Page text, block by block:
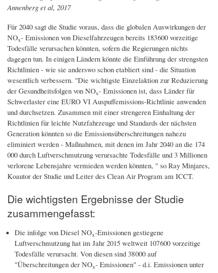
Annenberg et al, 2017
Für 2040 sagt die Studie voraus, dass die globalen Auswirkungen der
NOx- Emissionen von Dieselfahrzeugen bereits 183 600 vorzeitige
Todesfälle verursachen könnten, sofern die Regierungen nichts
dagegen tun. In einigen Ländern könnte die Einführung der strengsten
Richtlinien - wie sie anderswo schon etabliert sind - die Situation
wesentlich verbessern. "Die wichtigste Einzelaktion zur Reduzierung
der Gesundheitsfolgen von NOx- Emissionen ist, dass Länder für
Schwerlaster eine EURO VI Auspuffemissions-Richtlinie anwenden
und durchsetzen. Zusammen mit einer strengeren Einhaltung der
Richtlinien für leichte Nutzfahrzeuge und Standards der nächsten
Generation könnten so die Emissionsüberschreitungen nahezu
eliminiert werden - Maßnahmen, mit denen im Jahr 2040 an die 174
000 durch Luftverschmutzung verursachte Todesfälle und 3 Millionen
verlorene Lebensjahre vermieden werden könnten, " so Ray Minjares,
Koautor der Studie und Leiter des Clean Air Program am ICCT.
Die wichtigsten Ergebnisse der Studie
zusammengefasst:
Die infolge von Diesel NOx-Emissionen gestiegene
Luftverschmutzung hat im Jahr 2015 weltweit 107 600 vorzeitige
Todesfälle verursacht. Von diesen sind 38 000 auf
"Überschreitungen der NOx- Emissionen" - d.i. Emissionen unter